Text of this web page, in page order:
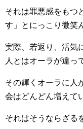
それは罪悪感をもつ
す」とにっこり微笑
実際、若返り、活気
人とはオーラが違っ
その輝くオーラに人
会はどんどん増えて
それはそうならざる